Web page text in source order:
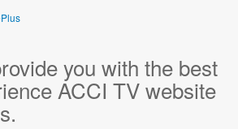
you with the best
ACCI TV website